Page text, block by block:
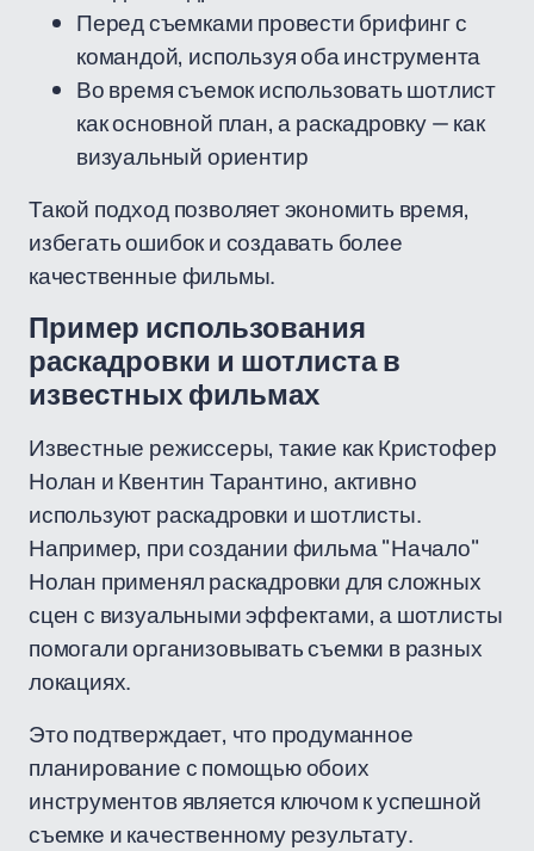
Перед съемками провести брифинг с
командой, используя оба инструмента
Во время съемок использовать шотлист
как основной план, а раскадровку — как
визуальный ориентир
Такой подход позволяет экономить время,
избегать ошибок и создавать более
качественные фильмы.
Пример использования
раскадровки и шотлиста в
известных фильмах
Известные режиссеры, такие как Кристофер
Нолан и Квентин Тарантино, активно
используют раскадровки и шотлисты.
Например, при создании фильма "Начало"
Нолан применял раскадровки для сложных
сцен с визуальными эффектами, а шотлисты
помогали организовывать съемки в разных
локациях.
Это подтверждает, что продуманное
планирование с помощью обоих
инструментов является ключом к успешной
съемке и качественному результату.